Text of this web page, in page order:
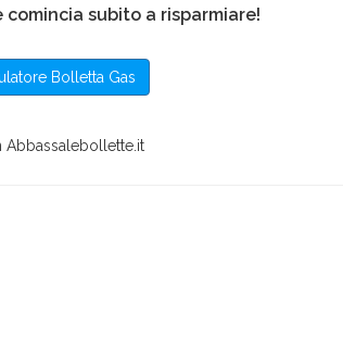
subito a risparmiare!
Bolletta Gas